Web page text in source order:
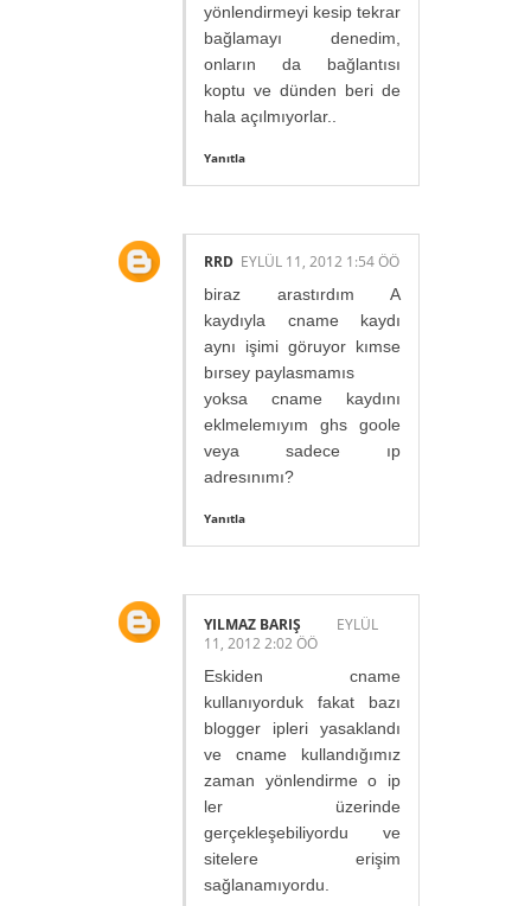
yönlendirmeyi kesip tekrar
bağlamayı denedim,
onların da bağlantısı
koptu ve dünden beri de
hala açılmıyorlar..
Yanıtla
RRD EYLÜL 11, 2012 1:54 ÖÖ
biraz arastırdım A
kaydıyla cname kaydı
aynı işimi göruyor kımse
bırsey paylasmamıs
yoksa cname kaydını
eklmelemıyım ghs goole
veya sadece ıp
adresınımı?
Yanıtla
YILMAZ BARIŞ
EYLÜL
11, 2012 2:02 ÖÖ
Eskiden cname
kullanıyorduk fakat bazı
blogger ipleri yasaklandı
ve cname kullandığımız
zaman yönlendirme o ip
ler üzerinde
gerçekleşebiliyordu ve
sitelere erişim
sağlanamıyordu.